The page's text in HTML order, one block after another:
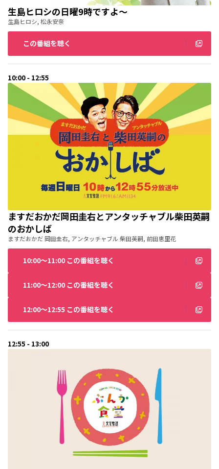
生島ヒロシの日曜9時ですよ～
生島ヒロシ, 松永安奈
この番組を聴く
10:00 - 12:55
ますだおかだ岡田圭右とアンタッチャブル柴田英嗣
のおかしば
ますだおかだ 岡田圭右, アンタッチャブル 柴田英嗣, 前田恵里花
10:00〜11:00 この番組を聴く
11:00〜12:00 この番組を聴く
12:00〜12:55 この番組を聴く
12:55 - 13:00